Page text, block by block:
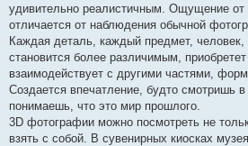
удивительно реалистичным. Ощущение от
отличается от наблюдения обычной
Каждая деталь, каждый предмет, человек,
становится более различимым,
взаимодействует с другими частями,
Создается впечатление, будто смотришь
понимаешь, что это мир прошлого.
3D фотографии можно посмотреть не
взять с собой. В сувенирных киосках